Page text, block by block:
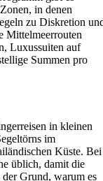
in denen
zu Diskretion
Mittelmeerrouten
Luxussuiten auf
Summen pro
in kleinen
im
Küste. Bei
üblich, damit die
Grund, warum es